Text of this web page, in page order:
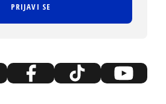
PRIJAVI SE